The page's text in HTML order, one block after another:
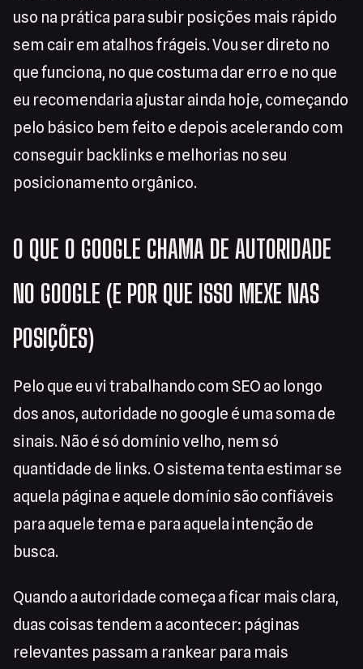
uso na prática para subir posições mais rápido
sem cair em atalhos frágeis. Vou ser direto no
que funciona, no que costuma dar erro e no que
eu recomendaria ajustar ainda hoje, começando
pelo básico bem feito e depois acelerando com
conseguir backlinks e melhorias no seu
posicionamento orgânico.
O QUE O GOOGLE CHAMA DE AUTORIDADE
NO GOOGLE (E POR QUE ISSO MEXE NAS
POSIÇÕES)
Pelo que eu vi trabalhando com SEO ao longo
dos anos, autoridade no google é uma soma de
sinais. Não é só domínio velho, nem só
quantidade de links. O sistema tenta estimar se
aquela página e aquele domínio são confiáveis
para aquele tema e para aquela intenção de
busca.
Quando a autoridade começa a ficar mais clara,
duas coisas tendem a acontecer: páginas
relevantes passam a rankear para mais